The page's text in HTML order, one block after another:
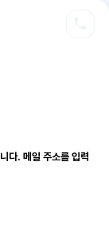
다. 메일 주소를 입력